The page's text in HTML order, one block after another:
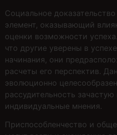
Социальное
элемент, оказывающий
оценки возможности
что другие уверены в
начинания, они
расчеты его перспектив.
эволюционно
рассудительность зачастую
индивидуальные мнения.
Приспособленчество и